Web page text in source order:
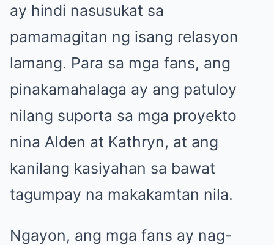
ay hindi nasusukat sa
pamamagitan ng isang relasyon
lamang. Para sa mga fans, ang
pinakamahalaga ay ang patuloy
nilang suporta sa mga proyekto
nina Alden at Kathryn, at ang
kanilang kasiyahan sa bawat
tagumpay na makakamtan nila.
Ngayon, ang mga fans ay nag-